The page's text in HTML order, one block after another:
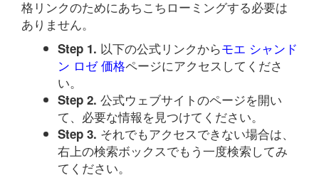
格リンクのためにあちこちローミングする必要は
ありません。
Step 1. 以下の公式リンクからモエ シャンド
ン ロゼ 価格ページにアクセスしてくださ
い。
Step 2. 公式ウェブサイトのページを開い
て、必要な情報を見つけてください。
Step 3. それでもアクセスできない場合は、
右上の検索ボックスでもう一度検索してみ
てください。